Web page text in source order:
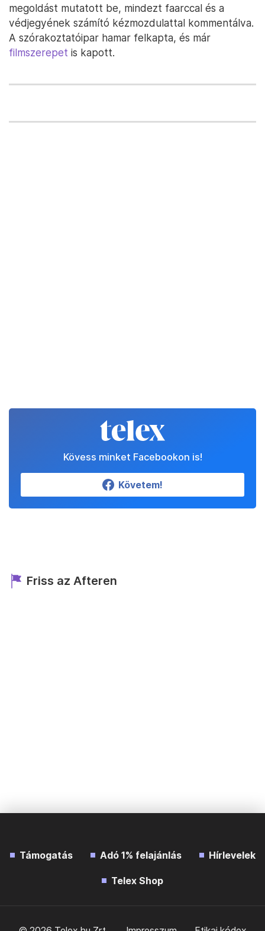
megoldást mutatott be, mindezt faarccal és a
védjegyének számító kézmozdulattal kommentálva.
A szórakoztatóipar hamar felkapta, és már
filmszerepet is kapott.
Kövess minket Facebookon is!
Követem!
Friss az Afteren
Támogatás Adó 1% felajánlás Hírlevelek
Telex Shop